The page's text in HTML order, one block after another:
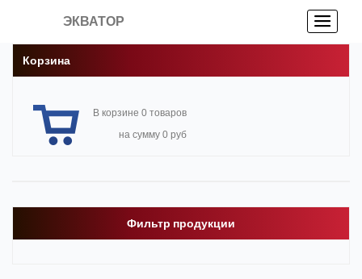
ЭКВАТОР
Корзина
В корзине 0 товаров
на сумму 0 руб
Фильтр продукции